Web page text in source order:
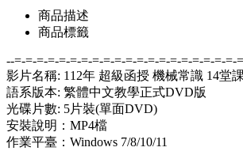
商品描述
商品標籤
--=-=-=-=-=-=-=-=-=-=-=-=-=-=-=-=-=-=-=-=-
影片名稱: 112年 超級函授 機械常識 14堂
語系版本: 繁體中文教學正式DVD版
光碟片數: 5片裝(單面DVD)
安裝說明：MP4檔
作業平臺：Windows 7/8/10/11